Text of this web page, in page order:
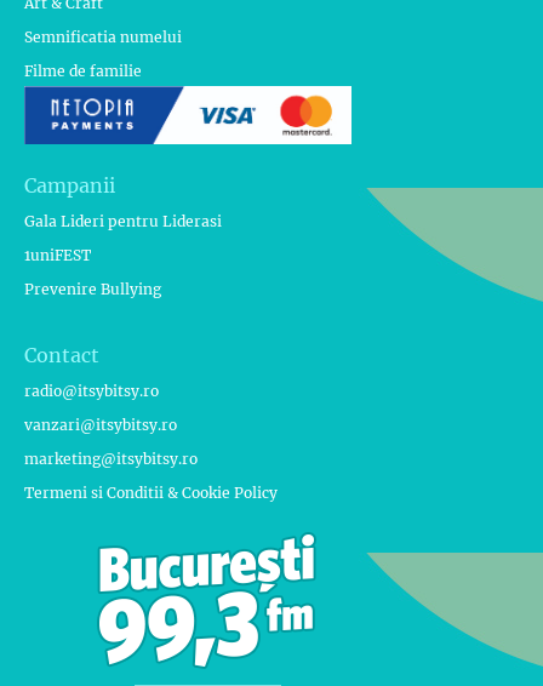
Semnificatia numelui
Filme de familie
Campanii
Gala Lideri pentru Liderasi
1uniFEST
Prevenire Bullying
Contact
radio@itsybitsy.ro
vanzari@itsybitsy.ro
marketing@itsybitsy.ro
Termeni si Conditii & Cookie Policy